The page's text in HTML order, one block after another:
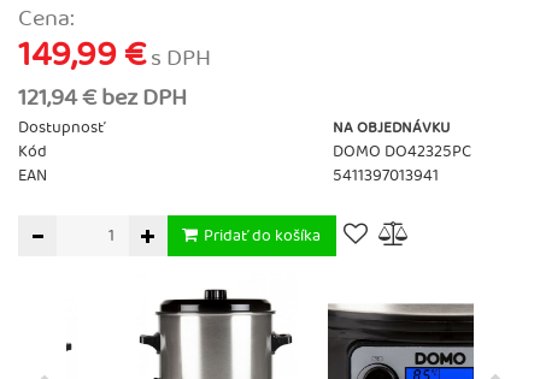
Cena:
149,99 €s DPH
121,94 € bez DPH
Dostupnosť NA OBJEDNÁVKU
Kód
DOMO DO42325PC
EAN
5411397013941
Pridať do košíka